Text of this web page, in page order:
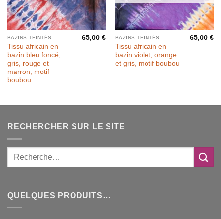
BAZINS TEINTÉS
Tissu africain en
bazin bleu foncé,
gris, rouge et
marron, motif
boubou
65,00€ BAZINS TEINTÉS
Tissu africain en
bazin violet, orange
et gris, motif boubou
65,00€
RECHERCHER SUR LE SITE
QUELQUES PRODUITS…